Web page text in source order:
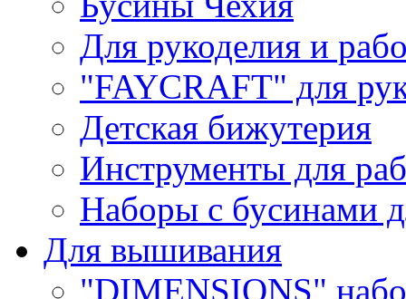
Для рукоделия и
"FAYCRAFT" для
Детская бижутерия
Инструменты для
Наборы с бусинами
Для вышивания
"DIMENSIONS"